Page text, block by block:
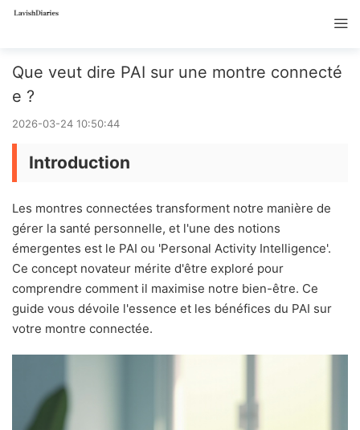
Que veut dire PAI sur une montre connecté
e ?
2026-03-24 10:50:44
Introduction
Les montres connectées transforment notre manière de
gérer la santé personnelle, et l'une des notions
émergentes est le PAI ou 'Personal Activity Intelligence'.
Ce concept novateur mérite d'être exploré pour
comprendre comment il maximise notre bien-être. Ce
guide vous dévoile l'essence et les bénéfices du PAI sur
votre montre connectée.